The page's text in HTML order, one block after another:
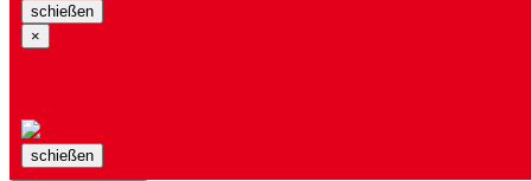
schießen
×
schießen